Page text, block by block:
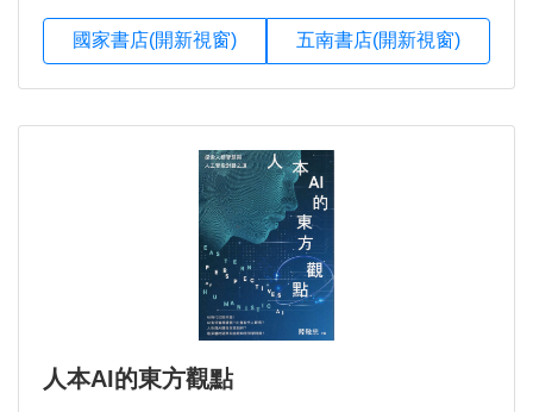
國家書店(開新視窗) 五南書店(開新視窗)
人本AI的東方觀點